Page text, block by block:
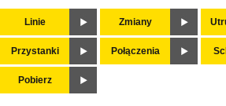
Linie Zmiany
Przystanki Połączenia
Pobierz